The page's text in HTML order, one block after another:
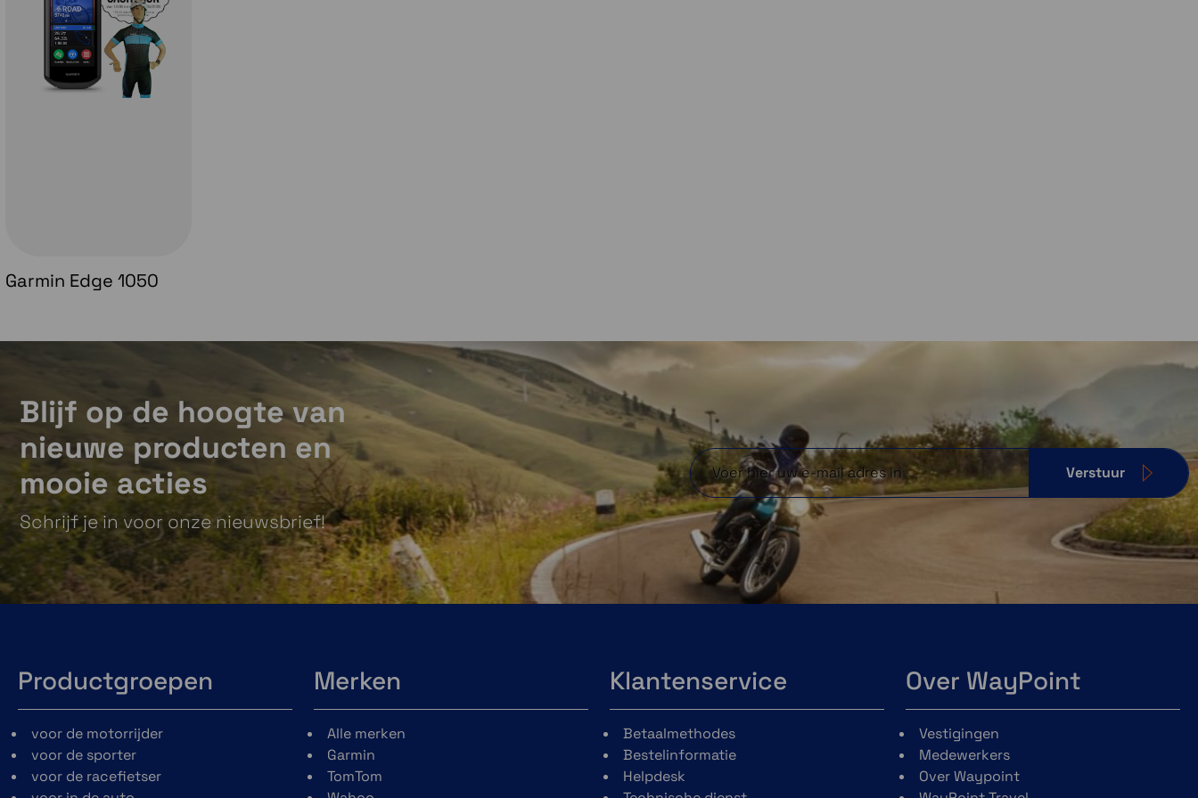
Garmin Edge 1050
Blijf op de hoogte van
nieuwe producten en
mooie acties
Schrijf je in voor onze nieuwsbrief!
Verstuur
Productgroepen
voor de motorrijder
voor de sporter
voor de racefietser
Merken
Alle merken
Garmin
TomTom
Klantenservice
Betaalmethodes
Bestelinformatie
Helpdesk
Over WayPoint
Vestigingen
Medewerkers
Over Waypoint